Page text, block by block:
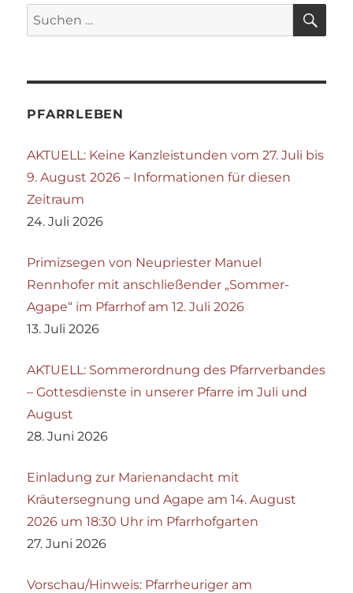
Suchen
nach:
PFARRLEBEN
AKTUELL: Keine Kanzleistunden vom 27. Juli bis
9. August 2026 – Informationen für diesen
Zeitraum
24. Juli 2026
Primizsegen von Neupriester Manuel
Rennhofer mit anschließender „Sommer-
Agape“ im Pfarrhof am 12. Juli 2026
13. Juli 2026
AKTUELL: Sommerordnung des Pfarrverbandes
– Gottesdienste in unserer Pfarre im Juli und
August
28. Juni 2026
Einladung zur Marienandacht mit
Kräutersegnung und Agape am 14. August
2026 um 18:30 Uhr im Pfarrhofgarten
27. Juni 2026
Vorschau/Hinweis: Pfarrheuriger am